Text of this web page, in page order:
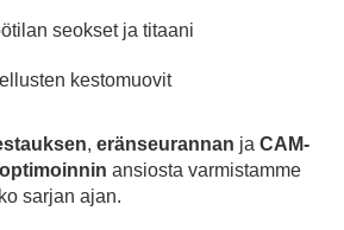
seokset ja titaani
kestomuovit
, eränseurannan ja CAM-
ansiosta varmistamme
sarjan ajan.